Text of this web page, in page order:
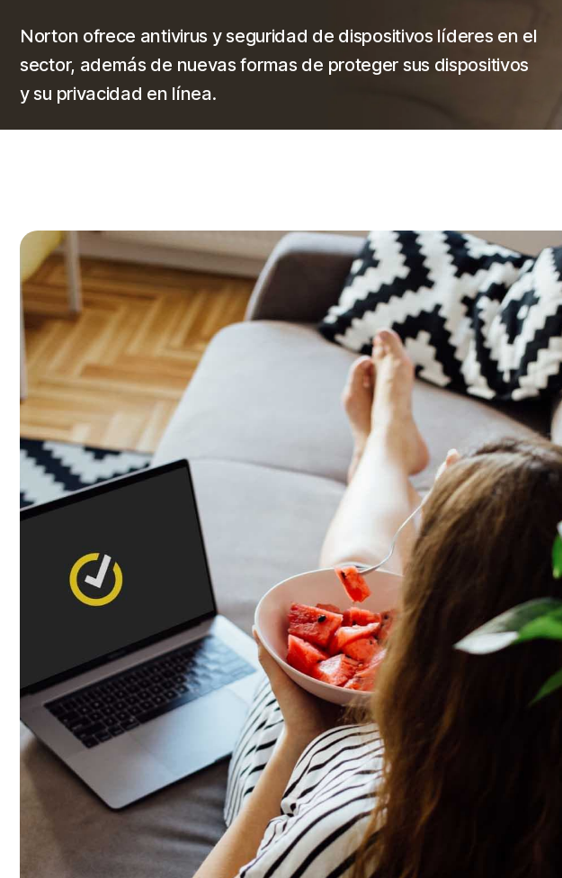
Norton ofrece antivirus y seguridad de dispositivos líderes en el
sector, además de nuevas formas de proteger sus dispositivos
y su privacidad en línea.